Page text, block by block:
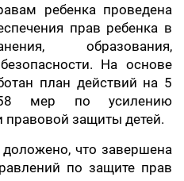
ребенка проведена
прав ребенка в
образования,
На основе
план действий на 5
мер по усилению
защиты детей.
доложено, что завершена
по защите прав